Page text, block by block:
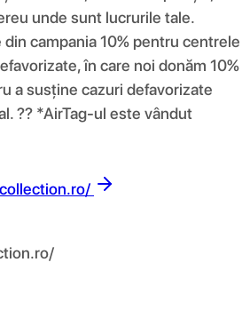
unde sunt lucrurile tale.
campania 10% pentru centrele
în care noi donăm 10%
a susține cazuri defavorizate
?? *AirTag-ul este vândut